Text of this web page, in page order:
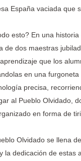
España vaciada que
esto? En una
de dos maestras
que los
en una furgoneta
precisa,
al Pueblo Olvidado,
en forma de
Olvidado se llena
la dedicación de estas